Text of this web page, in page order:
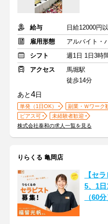
給与
日給12000円
雇用形態
アルバイト・
シフト
週1日 1日3時
アクセス
馬堀駅
徒歩14分
あと4日
単発（1日OK） 副業・Ｗワーク
ピアス可
未経験者歓迎
株式会社泰和の求人一覧を見る
りらくる 亀岡店
【セ
5、1
（60